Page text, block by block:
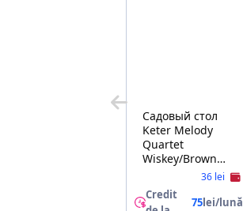
Садовый стол
Keter Melody
Quartet
Wiskey/Brown
36 lei
Credit
75lei/lună